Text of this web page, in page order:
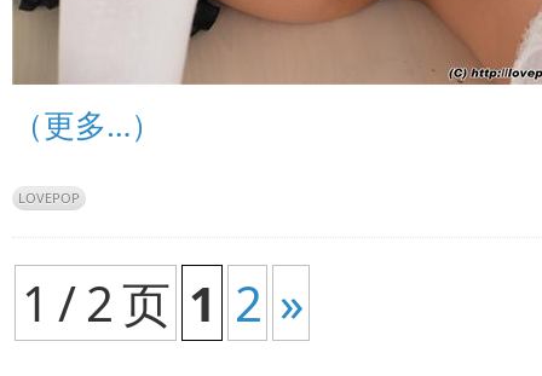
（更多…）
LOVEPOP
1 / 2 页 1 2 »